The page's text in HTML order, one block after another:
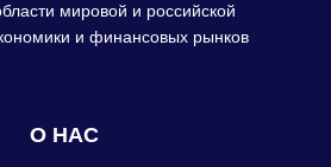
мировой и российской
и финансовых рынков
О НАС